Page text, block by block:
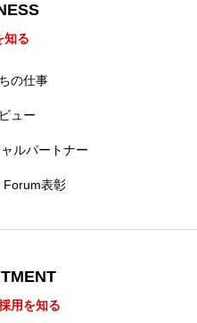
知る
の仕事
ュー
ルパートナー
Forum表彰
用を知る